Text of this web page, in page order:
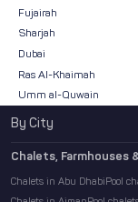
Fujairah
Sharjah
Dubai
Ras Al-Khaimah
Umm al-Quwain
By City
Chalets, Farmhouses
Chalets in Abu DhabiPool